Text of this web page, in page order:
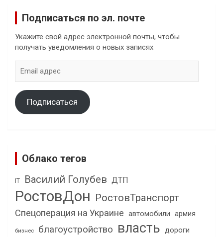
Подписаться по эл. почте
Укажите свой адрес электронной почты, чтобы
получать уведомления о новых записях
адрес
Подписаться
Облако тегов
IT Василий Голубев ДТП
РостовДон РостовТранспорт
Спецоперация на Украине автомобили армия
бизнес благоустройство власть дороги